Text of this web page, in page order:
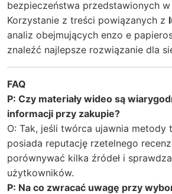
bezpieczeństwa przedstawionych w
Korzystanie z treści powiązanych z
analiz obejmujących enzo e
znaleźć najlepsze rozwiązanie dla
FAQ
P: Czy materiały wideo są
informacji przy zakupie?
O: Tak, jeśli twórca ujawnia metody
posiada reputację rzetelnego
porównywać kilka źródeł i
użytkowników.
P: Na co zwracać uwagę przy